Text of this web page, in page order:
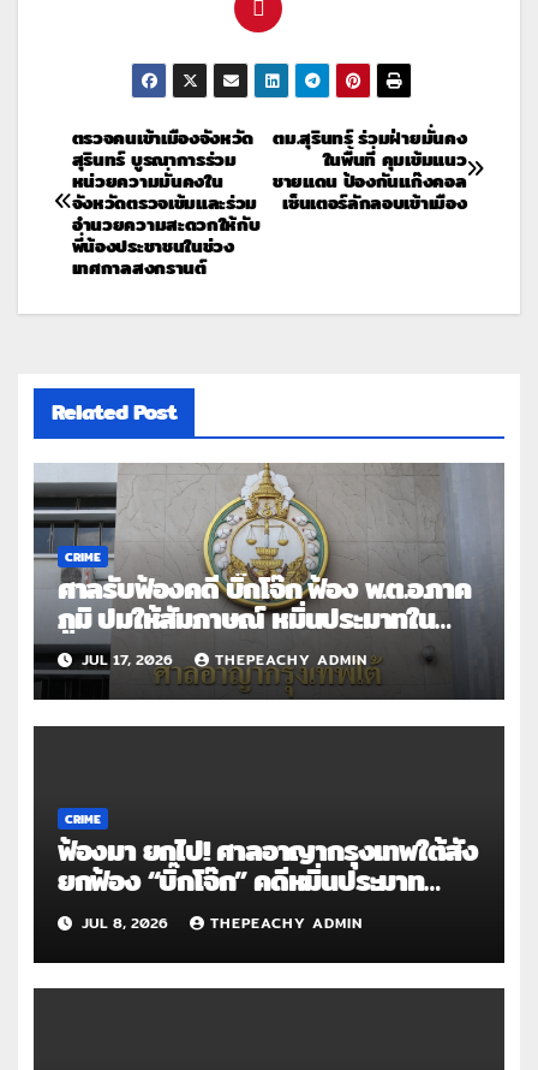
ตม.สุรินทร์ ร่วมฝ่ายมั่นคง
ในพื้นที่ คุมเข้มแนว
ชายแดน ป้องกันแก๊งคอล
เซ็นเตอร์ลักลอบเข้าเมือง
ตรวจคนเข้าเมืองจังหวัด
สุรินทร์ บูรณาการร่วม
หน่วยความมั่นคงใน
จังหวัดตรวจเข้มและร่วม
อำนวยความสะดวกให้กับ
พี่น้องประชาชนในช่วง
เทศกาลสงกรานต์
Related Post
CRIME
ศาลรับฟ้องคดี บิ๊กโจ๊ก ฟ้อง พ.ต.อ.ภาค
ภูมิ ปมให้สัมภาษณ์ หมิ่นประมาทใน
รายการ
JUL 17, 2026 THEPEACHY ADMIN
CRIME
ฟ้องมา ยกไป! ศาลอาญากรุงเทพใต้สั่ง
ยกฟ้อง “บิ๊กโจ๊ก” คดีหมิ่นประมาท
พล.ต.ต.ทินกร
JUL 8, 2026 THEPEACHY ADMIN